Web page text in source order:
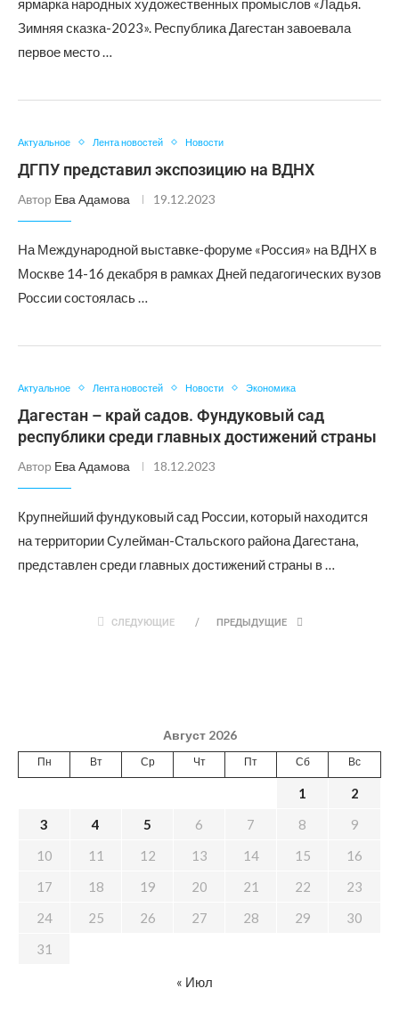
ярмарка народных художественных промыслов «Ладья.
Зимняя сказка-2023». Республика Дагестан завоевала
первое место …
Актуальное Лента новостей Новости
ДГПУ представил экспозицию на ВДНХ
Автор Ева Адамова 19.12.2023
На Международной выставке-форуме «Россия» на ВДНХ в
Москве 14-16 декабря в рамках Дней педагогических вузов
России состоялась …
Актуальное Лента новостей Новости Экономика
Дагестан – край садов. Фундуковый сад
республики среди главных достижений страны
Автор Ева Адамова 18.12.2023
Крупнейший фундуковый сад России, который находится
на территории Сулейман-Стальского района Дагестана,
представлен среди главных достижений страны в …
СЛЕДУЮЩИЕ ПРЕДЫДУЩИЕ
Август 2026
Пн Вт Ср Чт Пт Сб Вс
1
2
3
4 5 6 7 8
9
10
11 12 13 14 15
16
17
18 19 20 21 22
23
24
25 26 27 28 29
30
31
« Июл